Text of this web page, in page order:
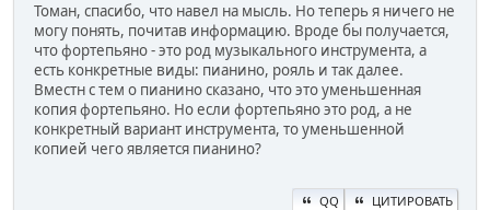
Томан, спасибо, что навел на мысль. Но теперь я ничего не
могу понять, почитав информацию. Вроде бы получается,
что фортепьяно - это род музыкального инструмента, а
есть конкретные виды: пианино, рояль и так далее.
Вместн с тем о пианино сказано, что это уменьшенная
копия фортепьяно. Но если фортепьяно это род, а не
конкретный вариант инструмента, то уменьшенной
копией чего является пианино?
QQ ЦИТИРОВАТЬ